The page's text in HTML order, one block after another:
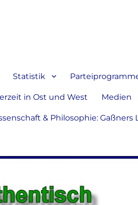
Statistik
in Ost und West Medien
& Philosophie: Gaßners